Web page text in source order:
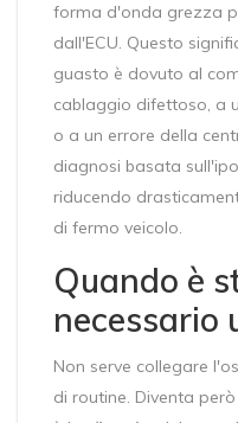
forma d'onda grezza
dall'ECU. Questo
guasto è dovuto al
cablaggio difettoso, a
o a un errore della
diagnosi basata
riducendo
di fermo veicolo.
Quando è
necessario
Non serve collegare
di routine. Diventa